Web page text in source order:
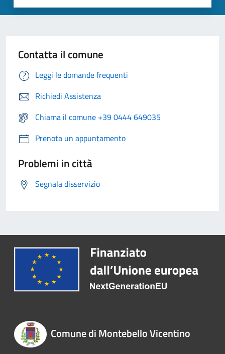
Contatta il comune
Leggi le domande frequenti
Richiedi Assistenza
Chiama il comune +39 0444 649035
Prenota un appuntamento
Problemi in città
Segnala disservizio
Comune di Montebello Vicentino